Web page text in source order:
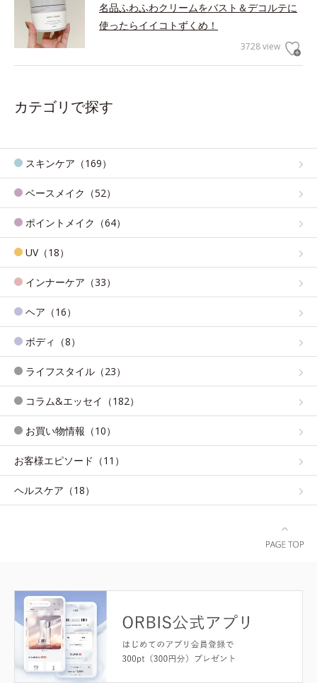
名品ふわふわクリームをバスト＆デコルテに
使ったらイイコトずくめ！
3728 view
カテゴリで探す
スキンケア（169）
ベースメイク（52）
ポイントメイク（64）
UV（18）
インナーケア（33）
ヘア（16）
ボディ（8）
ライフスタイル（23）
コラム&エッセイ（182）
お買い物情報（10）
お客様エピソード（11）
ヘルスケア（18）